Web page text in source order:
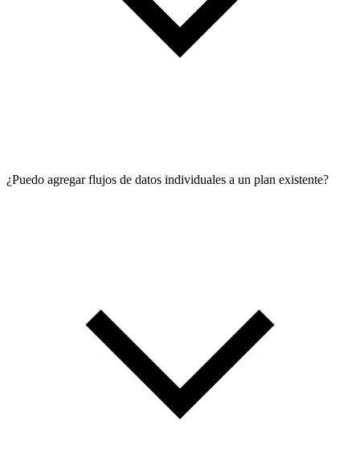
¿Puedo agregar flujos de datos individuales a un plan existente?